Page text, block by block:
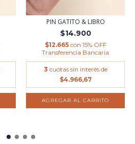
PIN GATITO & LIBRO
$14.900
$12.665 con 15% OFF
Transferencia Bancaria
3 cuotas sin interés de
$4.966,67